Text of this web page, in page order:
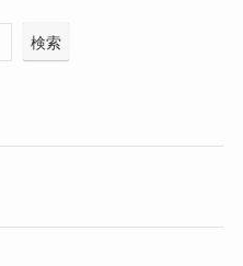
検索